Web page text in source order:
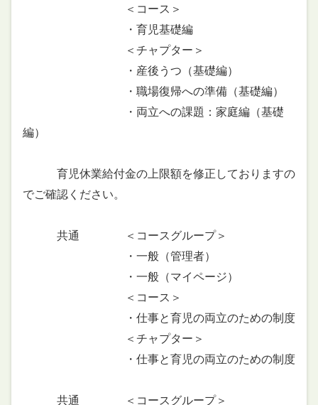
＜コース＞
・育児基礎編
＜チャプター＞
・産後うつ（基礎編）
・職場復帰への準備（基礎編）
・両立への課題：家庭編（基礎
編）
育児休業給付金の上限額を修正しておりますの
でご確認ください。
共通 ＜コースグループ＞
・一般（管理者）
・一般（マイページ）
＜コース＞
・仕事と育児の両立のための制度
＜チャプター＞
・仕事と育児の両立のための制度
共通 ＜コースグループ＞